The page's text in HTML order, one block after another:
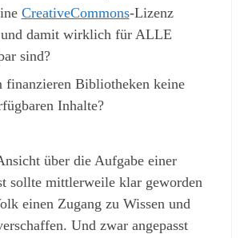
CreativeCommons-Lizenz
und damit wirklich für ALLE
sind?
finanzieren Bibliotheken keine
Inhalte?
über die Aufgabe einer
sollte mittlerweile klar geworden
einen Zugang zu Wissen und
Und zwar angepasst